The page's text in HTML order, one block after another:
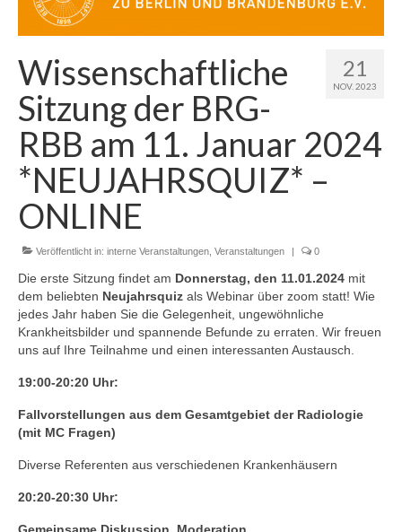
Geschäftsstelle
Vorstand
Mitglied werden
Zur Geschichte
Satzung
Aktuelles
Veranstaltungen
Interne Veranstaltungen
Externe Veranstaltungen
Gustav-Bucky-Preis
21
NOV. 2023
Wissenschaftliche
Sitzung der BRG-
RBB am 11. Januar 2024
*NEUJAHRSQUIZ* –
ONLINE
Veröffentlicht in: interne Veranstaltungen Veranstaltungen | 0
Die erste Sitzung findet am Donnerstag, den 11.01.2024 mit
dem beliebten Neujahrsquiz als Webinar über zoom statt! Wie
jedes Jahr haben Sie die Gelegenheit, ungewöhnliche
Krankheitsbilder und spannende Befunde zu erraten. Wir freuen
uns auf Ihre Teilnahme und einen interessanten Austausch.
19:00-20:20 Uhr:
Fallvorstellungen aus dem Gesamtgebiet der Radiologie
(mit MC Fragen)
Diverse Referenten aus verschiedenen Krankenhäusern
20:20-20:30 Uhr:
Gemeinsame Diskussion, Moderation